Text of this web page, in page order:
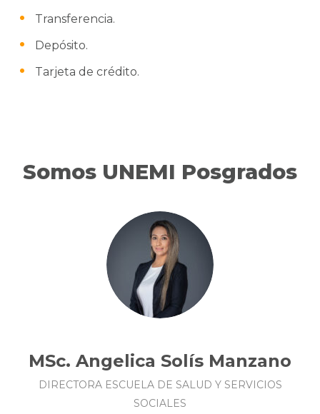
Transferencia.
Depósito.
Tarjeta de crédito.
Somos UNEMI Posgrados
MSc. Angelica Solís Manzano
DIRECTORA ESCUELA DE SALUD Y SERVICIOS
SOCIALES